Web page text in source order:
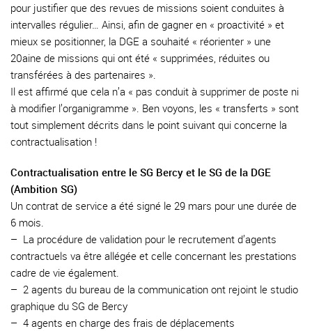
pour justifier que des revues de missions soient conduites à
intervalles régulier… Ainsi, afin de gagner en « proactivité » et
mieux se positionner, la DGE a souhaité « réorienter » une
20aine de missions qui ont été « supprimées, réduites ou
transférées à des partenaires ».
Il est affirmé que cela n’a « pas conduit à supprimer de poste ni
à modifier l’organigramme ». Ben voyons, les « transferts » sont
tout simplement décrits dans le point suivant qui concerne la
contractualisation !
Contractualisation entre le SG Bercy et le SG de la DGE
(Ambition SG)
Un contrat de service a été signé le 29 mars pour une durée de
6 mois.
– La procédure de validation pour le recrutement d’agents
contractuels va être allégée et celle concernant les prestations
cadre de vie également.
– 2 agents du bureau de la communication ont rejoint le studio
graphique du SG de Bercy
– 4 agents en charge des frais de déplacements